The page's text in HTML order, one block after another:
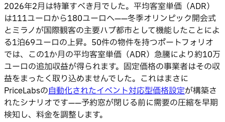
2026年2月は特筆すべき月でした。平均客室単価（ADR）
は111ユーロから180ユーロへ——冬季オリンピック開会式
とミラノが国際観客の主要ハブ都市として機能したことによ
る1泊69ユーロの上昇。50件の物件を持つポートフォリオ
では、この1か月の平均客室単価（ADR）急騰により約10万
ユーロの追加収益が得られます。固定価格の事業者はその収
益をまったく取り込めませんでした。これはまさに
PriceLabsの自動化されたイベント対応型価格設定が構築さ
れたシナリオです——予約窓が閉じる前に需要の圧縮を早期
検知し、料金を調整します。